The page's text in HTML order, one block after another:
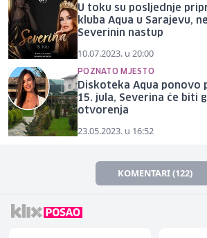
U toku su posljednje
kluba Aqua u Sarajevu,
Severinin nastup
10.07.2023. u 20:00
POZNATO MJESTO
Diskoteka Aqua ponovo
15. jula, Severina će biti
otvorenja
23.05.2023. u 16:52
KOMENTARI (122)